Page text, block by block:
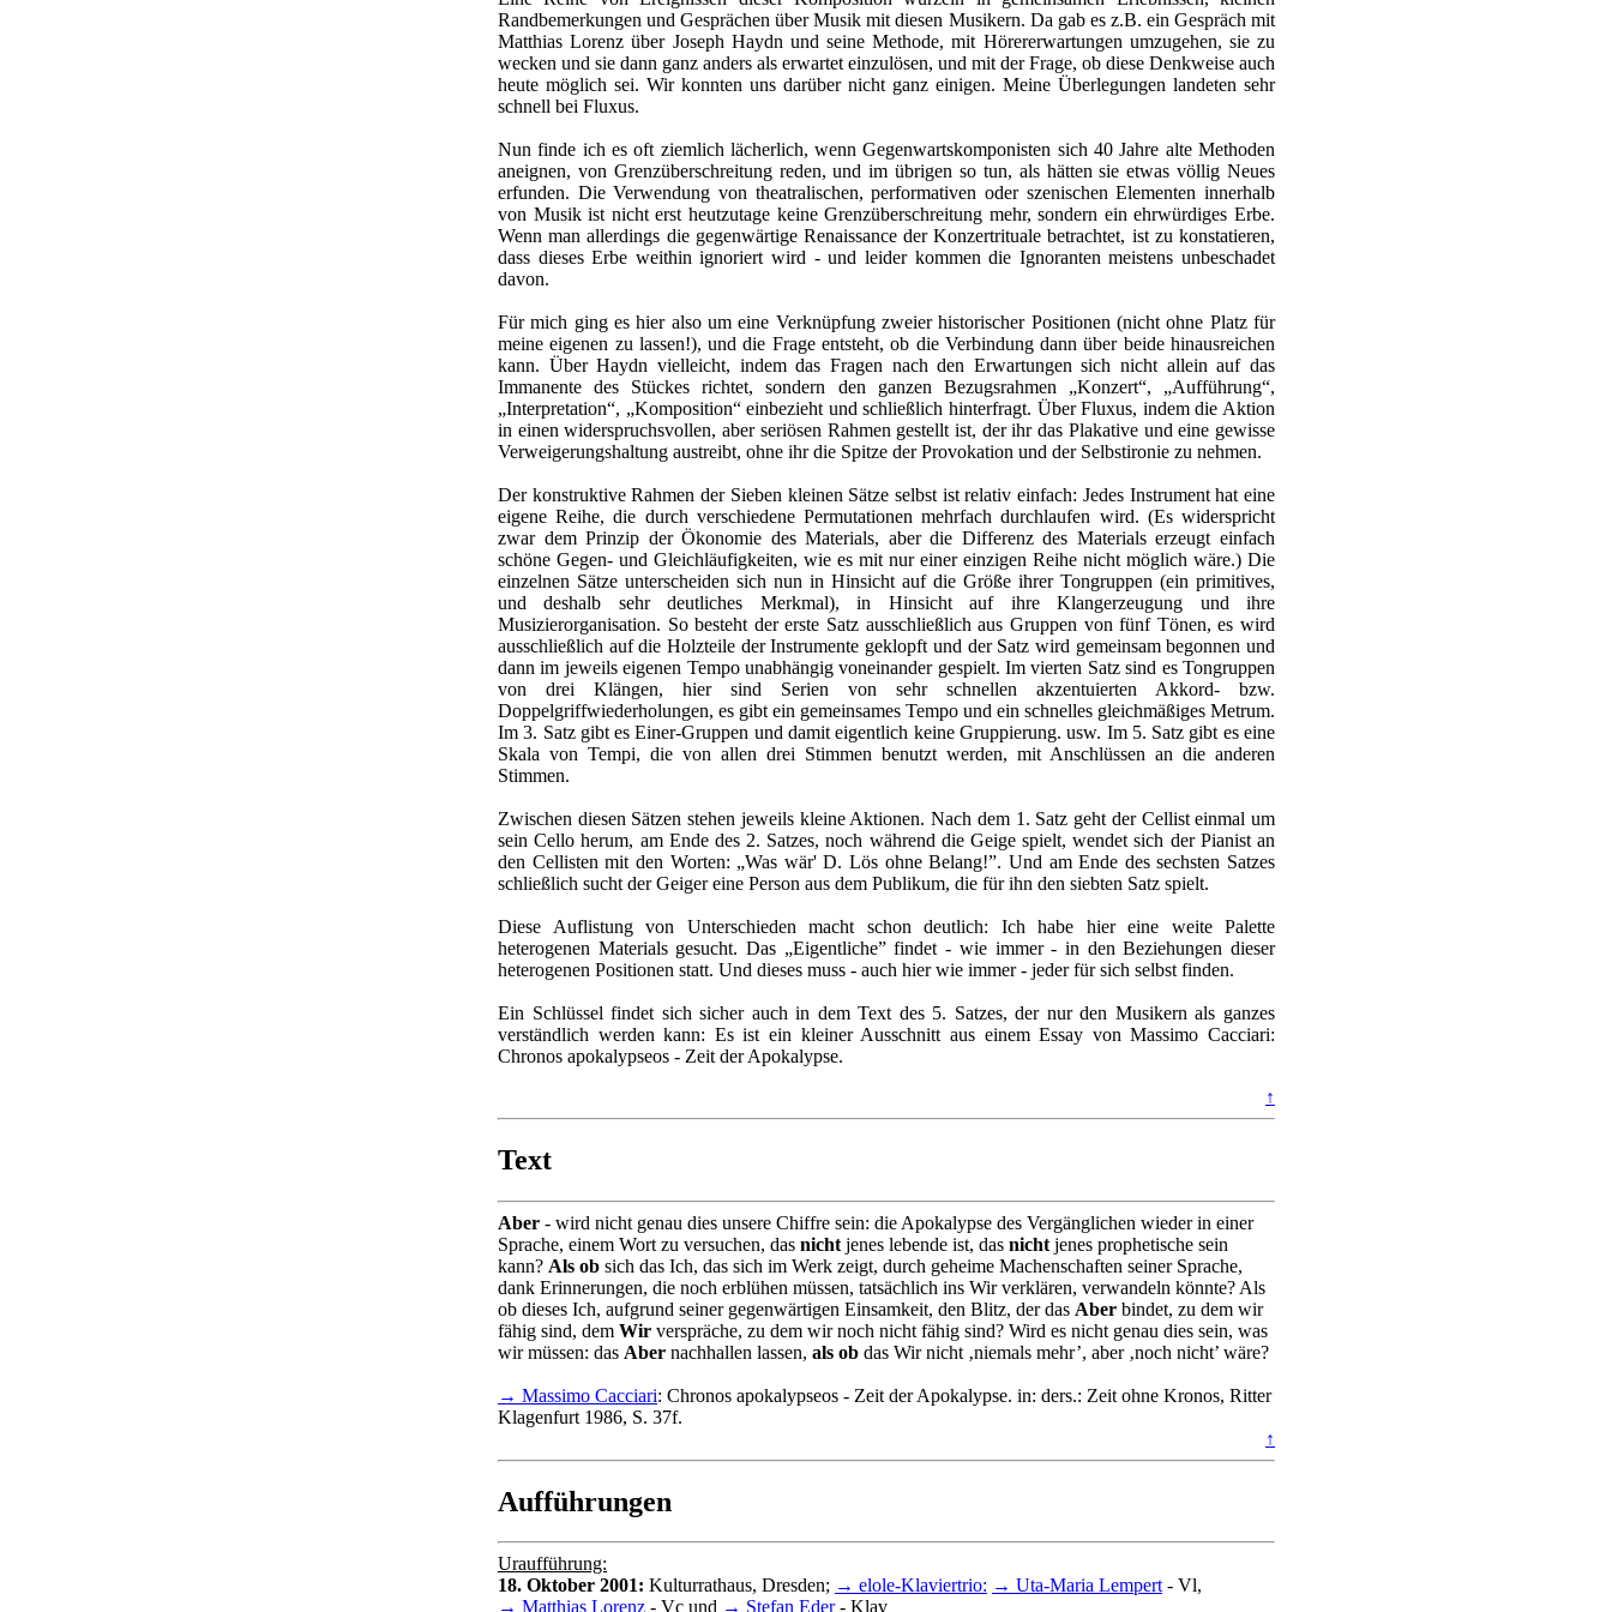
Randbemerkungen und Gesprächen über Musik mit diesen Musikern. Da gab es z.B. ein Gespräch mit
Matthias Lorenz über Joseph Haydn und seine Methode, mit Hörererwartungen umzugehen, sie zu
wecken und sie dann ganz anders als erwartet einzulösen, und mit der Frage, ob diese Denkweise auch
heute möglich sei. Wir konnten uns darüber nicht ganz einigen. Meine Überlegungen landeten sehr
schnell bei Fluxus.
Nun finde ich es oft ziemlich lächerlich, wenn Gegenwartskomponisten sich 40 Jahre alte Methoden
aneignen, von Grenzüberschreitung reden, und im übrigen so tun, als hätten sie etwas völlig Neues
erfunden. Die Verwendung von theatralischen, performativen oder szenischen Elementen innerhalb
von Musik ist nicht erst heutzutage keine Grenzüberschreitung mehr, sondern ein ehrwürdiges Erbe.
Wenn man allerdings die gegenwärtige Renaissance der Konzertrituale betrachtet, ist zu konstatieren,
dass dieses Erbe weithin ignoriert wird - und leider kommen die Ignoranten meistens unbeschadet
davon.
Für mich ging es hier also um eine Verknüpfung zweier historischer Positionen (nicht ohne Platz für
meine eigenen zu lassen!), und die Frage entsteht, ob die Verbindung dann über beide hinausreichen
kann. Über Haydn vielleicht, indem das Fragen nach den Erwartungen sich nicht allein auf das
Immanente des Stückes richtet, sondern den ganzen Bezugsrahmen „Konzert“, „Aufführung“,
„Interpretation“, „Komposition“ einbezieht und schließlich hinterfragt. Über Fluxus, indem die Aktion
in einen widerspruchsvollen, aber seriösen Rahmen gestellt ist, der ihr das Plakative und eine gewisse
Verweigerungshaltung austreibt, ohne ihr die Spitze der Provokation und der Selbstironie zu nehmen.
Der konstruktive Rahmen der Sieben kleinen Sätze selbst ist relativ einfach: Jedes Instrument hat eine
eigene Reihe, die durch verschiedene Permutationen mehrfach durchlaufen wird. (Es widerspricht
zwar dem Prinzip der Ökonomie des Materials, aber die Differenz des Materials erzeugt einfach
schöne Gegen- und Gleichläufigkeiten, wie es mit nur einer einzigen Reihe nicht möglich wäre.) Die
einzelnen Sätze unterscheiden sich nun in Hinsicht auf die Größe ihrer Tongruppen (ein primitives,
und deshalb sehr deutliches Merkmal), in Hinsicht auf ihre Klangerzeugung und ihre
Musizierorganisation. So besteht der erste Satz ausschließlich aus Gruppen von fünf Tönen, es wird
ausschließlich auf die Holzteile der Instrumente geklopft und der Satz wird gemeinsam begonnen und
dann im jeweils eigenen Tempo unabhängig voneinander gespielt. Im vierten Satz sind es Tongruppen
von drei Klängen, hier sind Serien von sehr schnellen akzentuierten Akkord- bzw.
Doppelgriffwiederholungen, es gibt ein gemeinsames Tempo und ein schnelles gleichmäßiges Metrum.
Im 3. Satz gibt es Einer-Gruppen und damit eigentlich keine Gruppierung. usw. Im 5. Satz gibt es eine
Skala von Tempi, die von allen drei Stimmen benutzt werden, mit Anschlüssen an die anderen
Stimmen.
Zwischen diesen Sätzen stehen jeweils kleine Aktionen. Nach dem 1. Satz geht der Cellist einmal um
sein Cello herum, am Ende des 2. Satzes, noch während die Geige spielt, wendet sich der Pianist an
den Cellisten mit den Worten: „Was wär' D. Lös ohne Belang!”. Und am Ende des sechsten Satzes
schließlich sucht der Geiger eine Person aus dem Publikum, die für ihn den siebten Satz spielt.
Diese Auflistung von Unterschieden macht schon deutlich: Ich habe hier eine weite Palette
heterogenen Materials gesucht. Das „Eigentliche” findet - wie immer - in den Beziehungen dieser
heterogenen Positionen statt. Und dieses muss - auch hier wie immer - jeder für sich selbst finden.
Ein Schlüssel findet sich sicher auch in dem Text des 5. Satzes, der nur den Musikern als ganzes
verständlich werden kann: Es ist ein kleiner Ausschnitt aus einem Essay von Massimo Cacciari:
Chronos apokalypseos - Zeit der Apokalypse.
↑
Text
Aber - wird nicht genau dies unsere Chiffre sein: die Apokalypse des Vergänglichen wieder in einer
Sprache, einem Wort zu versuchen, das nicht jenes lebende ist, das nicht jenes prophetische sein
kann? Als ob sich das Ich, das sich im Werk zeigt, durch geheime Machenschaften seiner Sprache,
dank Erinnerungen, die noch erblühen müssen, tatsächlich ins Wir verklären, verwandeln könnte? Als
ob dieses Ich, aufgrund seiner gegenwärtigen Einsamkeit, den Blitz, der das Aber bindet, zu dem wir
fähig sind, dem Wir verspräche, zu dem wir noch nicht fähig sind? Wird es nicht genau dies sein, was
wir müssen: das Aber nachhallen lassen, als ob das Wir nicht ‚niemals mehr’, aber ‚noch nicht’ wäre?
→ Massimo Cacciari: Chronos apokalypseos - Zeit der Apokalypse. in: ders.: Zeit ohne Kronos, Ritter
Klagenfurt 1986, S. 37f.
↑
Aufführungen
Uraufführung:
18. Oktober 2001: Kulturrathaus, Dresden; → elole-Klaviertrio: → Uta-Maria Lempert- Vl,
→ Matthias Lorenz - Vc und → Stefan Eder- Klav